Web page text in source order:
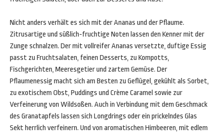
Nicht anders verhält es sich mit der Ananas und der Pflaume.
Zitrusartige und süßlich-fruchtige Noten lassen den Kenner mit der
Zunge schnalzen. Der mit vollreifer Ananas versetzte, duftige Essig
passt zu Fruchtsalaten, feinen Desserts, zu Kompotts,
Fischgerichten, Meeresgetier und zartem Gemüse. Der
Pflaumenessig macht sich am Besten zu Geflügel, gekühlt als Sorbet,
zu exotischem Obst, Puddings und Crème Caramel sowie zur
Verfeinerung von Wildsoßen. Auch in Verbindung mit dem Geschmack
des Granatapfels lassen sich Longdrings oder ein prickelndes Glas
Sekt herrlich verfeinern. Und von aromatischen Himbeeren, mit edlem